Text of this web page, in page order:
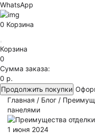
WhatsApp
0 Корзина
Корзина
0
Сумма заказа:
0 р.
Продолжить покупки
Главная / Блог /
панелями
1 июня 2024